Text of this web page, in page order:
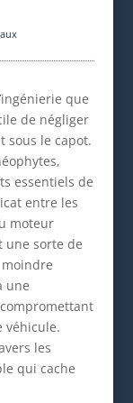
que
de négliger
sous le capot.
essentiels de
entre les
moteur
une sorte de
une
véhicule.
les
qui cache